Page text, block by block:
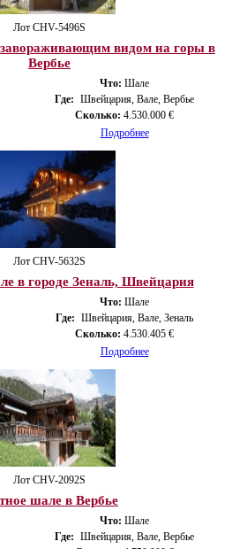
Лот CHV-5496S
видом на горы в
Вербье
Что: Шале
Где: Швейцария, Вале, Вербье
Сколько: 4.530.000 €
Подробнее
Лот CHV-5632S
в городе Зеналь, Швейцария
Что: Шале
Где: Швейцария, Вале, Зеналь
Сколько: 4.530.405 €
Подробнее
Лот CHV-2092S
шале в Вербье
Что: Шале
Где: Швейцария, Вале, Вербье